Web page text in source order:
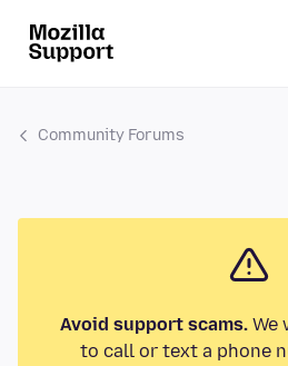
Community Forums
Avoid support scams.We
to call or text a phone